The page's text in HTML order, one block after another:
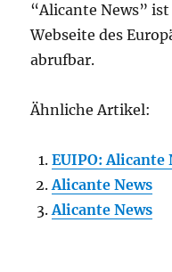
“Alicante News”
Webseite des
abrufbar.
Ähnliche Artikel:
EUIPO: Alicante
Alicante News
Alicante News